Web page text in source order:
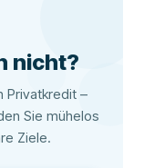
nicht?
Privatkredit –
Sie mühelos
Ziele.